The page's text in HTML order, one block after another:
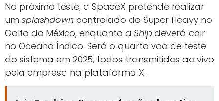
No próximo teste, a SpaceX pretende realizar
um splashdown controlado do Super Heavy no
Golfo do México, enquanto a Ship deverá cair
no Oceano Índico. Será o quarto voo de teste
do sistema em 2025, todos transmitidos ao vivo
pela empresa na plataforma X.